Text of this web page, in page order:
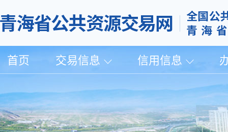
首页 交易信息 信用信息